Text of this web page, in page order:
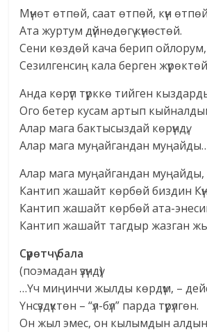
Мүнөт өтпөй, саат өтпөй, күн
Ата журтум дүйнөдөгү күнөстөй.
Сени көздөй кача берип ойлорум,
Сезилгенсиң кала берген
Анда көрүп түрккө тийген
Ого бетер кусам артып
Алар мага бактысыздай көрүндү,
Алар мага муңайгандан
Алар мага муңайгандан муңайды,
Кантип жашайт көрбөй биздин
Кантип жашайт көрбөй ата-
Кантип жашайт тагдыр жазган
Сүрөтчү бала
(поэмадан үзүндү)
…Үч миңинчи жылды көрдүм, –
Үнсүздүктөн – “үл-бүл” парда түрүлгөн.
Он жыл эмес, он кылымдын